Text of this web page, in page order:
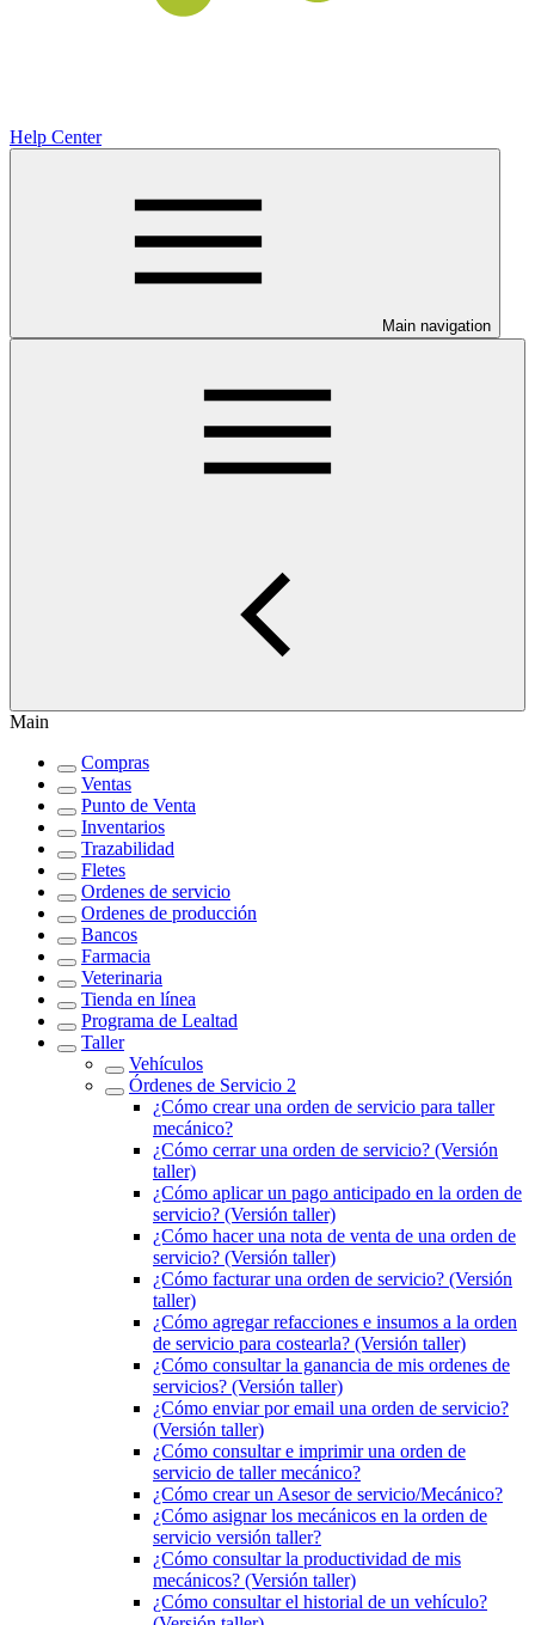
Help Center
Main navigation
Main
Compras
Ventas
Punto de Venta
Inventarios
Trazabilidad
Fletes
Ordenes de servicio
Ordenes de producción
Bancos
Farmacia
Veterinaria
Tienda en línea
Programa de Lealtad
Taller
Vehículos
Órdenes de Servicio 2
¿Cómo crear una orden de servicio para taller
mecánico?
¿Cómo cerrar una orden de servicio? (Versión
taller)
¿Cómo aplicar un pago anticipado en la orden de
servicio? (Versión taller)
¿Cómo hacer una nota de venta de una orden de
servicio? (Versión taller)
¿Cómo facturar una orden de servicio? (Versión
taller)
¿Cómo agregar refacciones e insumos a la orden
de servicio para costearla? (Versión taller)
¿Cómo consultar la ganancia de mis ordenes de
servicios? (Versión taller)
¿Cómo enviar por email una orden de servicio?
(Versión taller)
¿Cómo consultar e imprimir una orden de
servicio de taller mecánico?
¿Cómo crear un Asesor de servicio/Mecánico?
¿Cómo asignar los mecánicos en la orden de
servicio versión taller?
¿Cómo consultar la productividad de mis
mecánicos? (Versión taller)
¿Cómo consultar el historial de un vehículo?